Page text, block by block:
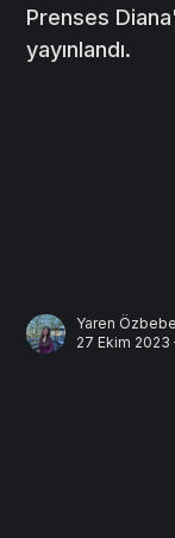
Prenses
yayınlandı.
Yaren
27 Ekim